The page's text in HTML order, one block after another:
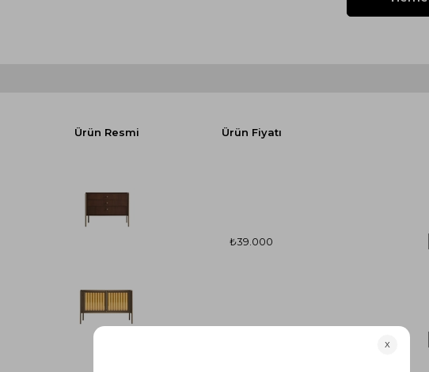
Ürün Resmi Ürün Fiyatı
₺39.000